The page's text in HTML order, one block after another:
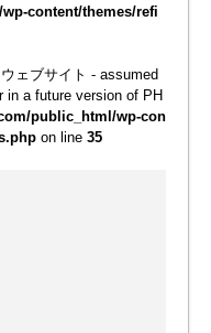
content/themes/refi
ェブサイト - assumed
in a future version of PH
public_html/wp-con
on line 35